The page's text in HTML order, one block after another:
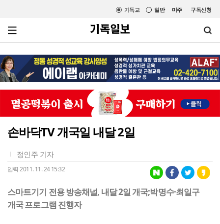
미주 구독신청
일반
기독교
손바닥TV 개국일 내달 2일
정인주 기자
입력 2011. 11. 24 15:32
스마트기기 전용 방송채널, 내달 2일 개국;박명수·최일구
개국 프로그램 진행자